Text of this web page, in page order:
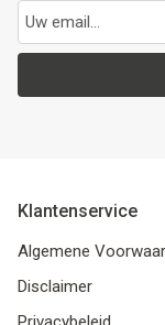
Klantenservice
Algemene
Disclaimer